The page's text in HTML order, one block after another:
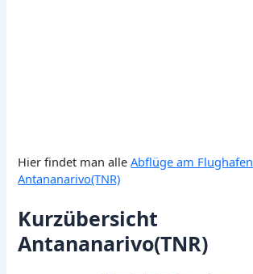
Hier findet man alleAbflüge am Flughafen
Antananarivo(TNR)
Kurzübersicht
Antananarivo(TNR)